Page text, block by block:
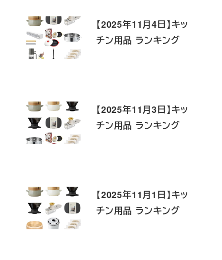
【2025年11月4日】キッ
チン用品 ランキング
【2025年11月3日】キッ
チン用品 ランキング
【2025年11月1日】キッ
チン用品 ランキング